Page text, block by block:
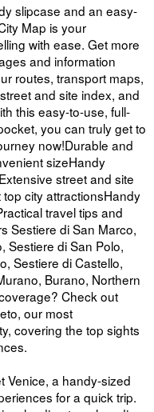
slipcase and an easy-
Map is your
with ease. Get more
and information
routes, transport maps,
and site index, and
this easy-to-use, full-
you can truly get to
now!Durable and
sizeHandy
street and site
city attractionsHandy
travel tips and
Sestiere di San Marco,
Sestiere di San Polo,
Sestiere di Castello,
Burano, Northern
Check out
our most
covering the top sights
Venice, a handy-sized
for a quick trip.